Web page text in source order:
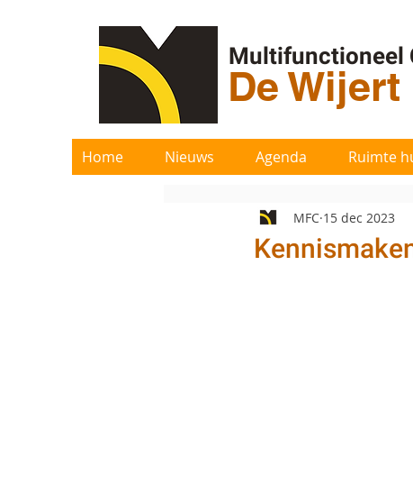
Multifunctioneel
De Wijert
Home Nieuws Agenda Ruimte
MFC 15 dec 2023